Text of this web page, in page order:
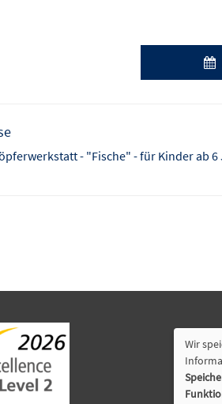
- "Fische" - für Kinder ab 6
Wir